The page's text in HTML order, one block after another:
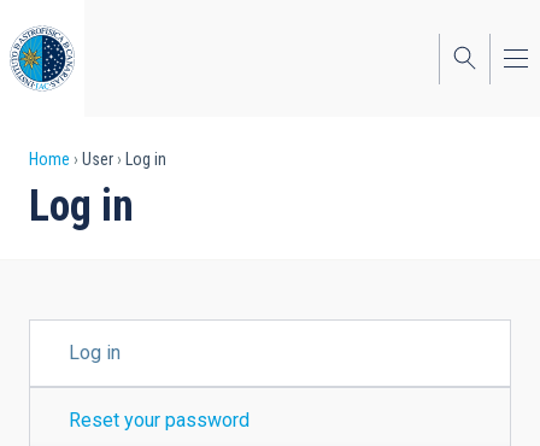
to
main
content
Breadcrumb
Home User Log in
Log in
TABSLog in
Reset your password